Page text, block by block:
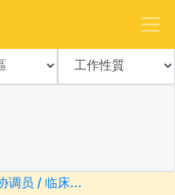
调员 / 临床...